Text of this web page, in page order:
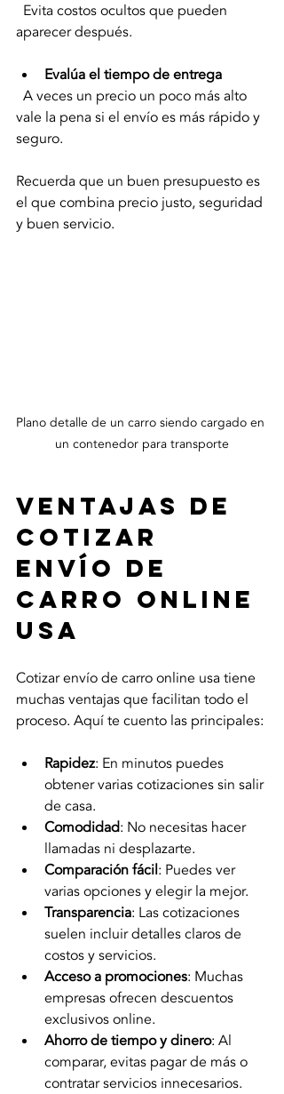
aparecer después.
Evalúa el tiempo de entrega
vale la pena si el envío es más rápido y
seguro.
Recuerda que un buen presupuesto es
el que combina precio justo, seguridad
y buen servicio.
Plano detalle de un carro siendo cargado en
un contenedor para transporte
Ventajas de
cotizar
envío de
carro online
usa
Cotizar envío de carro online usa tiene
muchas ventajas que facilitan todo el
proceso. Aquí te cuento las principales:
Rapidez: En minutos puedes
obtener varias cotizaciones sin salir
de casa.
Comodidad: No necesitas hacer
llamadas ni desplazarte.
Comparación fácil: Puedes ver
varias opciones y elegir la mejor.
Transparencia: Las cotizaciones
suelen incluir detalles claros de
costos y servicios.
Acceso a promociones: Muchas
empresas ofrecen descuentos
exclusivos online.
Ahorro de tiempo y dinero: Al
comparar, evitas pagar de más o
contratar servicios innecesarios.